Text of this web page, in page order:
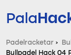
Pala
Padelracketar ›
Bullpadel Hack 04